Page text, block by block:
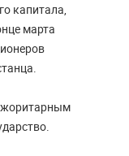
капитала,
марта